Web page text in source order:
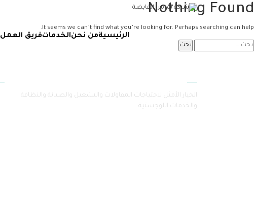
الرئيسيةمن نحنالخدماتفريق العمل
Nothing Found
It seems we can’t find what you’re looking for. Perhaps searching can help.
الخيار الأمثل لاحتياجات المقاولات والتشغيل والصيانة والنظافة
والخدمات اللوجستية